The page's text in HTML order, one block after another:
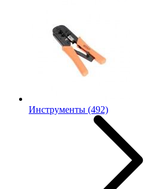
Инструменты (492)